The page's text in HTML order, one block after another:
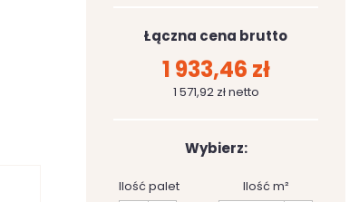
Łączna cena brutto
1 933,46 zł
1 571,92 zł netto
Wybierz:
Ilość palet
Ilość m²